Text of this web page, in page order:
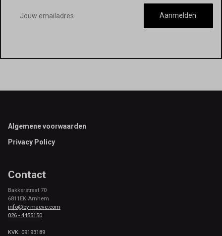
mailadres
Aanmelden
Footer
Algemene voorwaarden
Privacy Policy
Contact
Bakkerstraat 70
6811EK Arnhem
info@by-maeve.com
026 - 4455150
KVK: 09193189